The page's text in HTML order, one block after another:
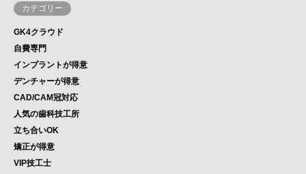
カテゴリー
GK4クラウド
自費専門
インプラントが得意
デンチャーが得意
CAD/CAM冠対応
人気の歯科技工所
立ち合いOK
矯正が得意
VIP技工士